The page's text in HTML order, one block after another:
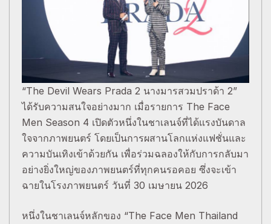
“The Devil Wears Prada 2 นางมารสวมปราด้า 2”
ได้รับความสนใจอย่างมาก เมื่อรายการ The Face
Men Season 4 เปิดตัวหนึ่งในชาเลนจ์ที่ได้แรงบันดาล
ใจจากภาพยนตร์ โดยเป็นการผสานโลกแห่งแฟชั่นและ
ความบันเทิงเข้าด้วยกัน เพื่อร่วมฉลองให้กับการกลับมา
อย่างยิ่งใหญ่ของภาพยนตร์ที่ทุกคนรอคอย ซึ่งจะเข้า
ฉายในโรงภาพยนตร์ วันที่ 30 เมษายน 2026
หนึ่งในชาเลนจ์หลักของ “The Face Men Thailand